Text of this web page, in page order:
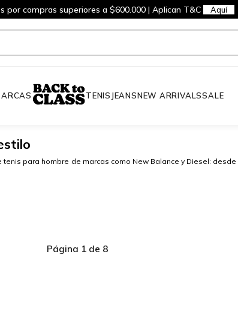
por compras superiores a $600.000 | Aplican T&C Aquí
TENIS JEANSNEW ARRIVALSSALE
para hombre de marcas como New Balance y Diesel: desde
Página 1 de 8